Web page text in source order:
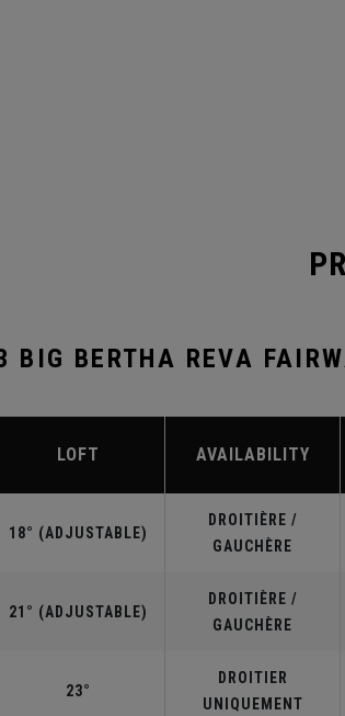
BIG BERTHA REVA
LOFT AVAILABILITY
18° (ADJUSTABLE)
DROITIÈRE /
GAUCHÈRE
21° (ADJUSTABLE)
DROITIÈRE /
GAUCHÈRE
23°
DROITIER
UNIQUEMENT